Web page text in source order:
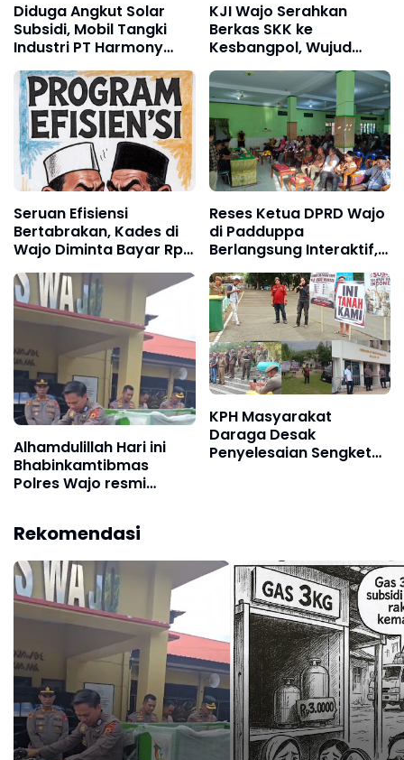
Diduga Angkut Solar
Subsidi, Mobil Tangki
Industri PT Harmony
Solusi Energi Disorot
KJI Wajo Serahkan
Berkas SKK ke
Kesbangpol, Wujud
Tertib Administrasi
Organisasi
Seruan Efisiensi
Bertabrakan, Kades di
Wajo Diminta Bayar Rp3
Juta untuk Bimtek
Reses Ketua DPRD Wajo
di Padduppa
Berlangsung Interaktif,
Warga Sampaikan
Aspirasi Jalan,
Drainase, hingga
Pelayanan Publik
Alhamdulillah Hari ini
Bhabinkamtibmas
Polres Wajo resmi
Lingkungan)
KPH Masyarakat
Daraga Desak
Penyelesaian Sengketa
Rekomendasi